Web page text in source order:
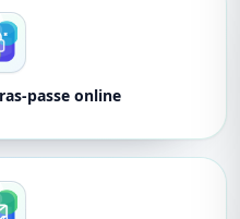
passe online